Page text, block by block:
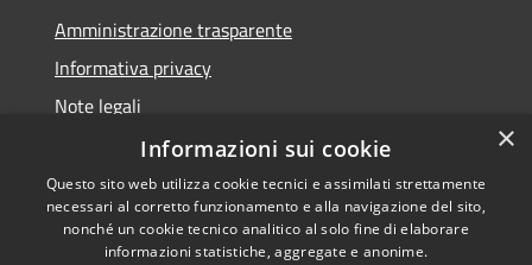
Amministrazione trasparente
Informativa privacy
Note legali
Dichiarazione di accessibilità
×
Informazioni sui cookie
Questo sito web utilizza cookie tecnici e assimilati strettamente
necessari al corretto funzionamento e alla navigazione del sito,
nonché un cookie tecnico analitico al solo fine di elaborare
informazioni statistiche, aggregate e anonime.